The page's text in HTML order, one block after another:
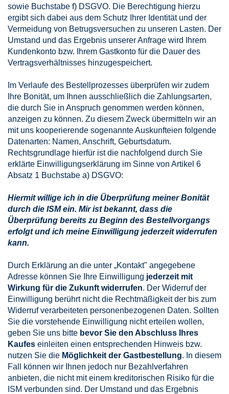
sowie Buchstabe f) DSGVO. Die Berechtigung hierzu
ergibt sich dabei aus dem Schutz Ihrer Identität und der
Vermeidung von Betrugsversuchen zu unseren Lasten. Der
Umstand und das Ergebnis unserer Anfrage wird Ihrem
Kundenkonto bzw. Ihrem Gastkonto für die Dauer des
Vertragsverhältnisses hinzugespeichert.
Im Verlaufe des Bestellprozesses überprüfen wir zudem
Ihre Bonität, um Ihnen ausschließlich die Zahlungsarten,
die durch Sie in Anspruch genommen werden können,
anzeigen zu können. Zu diesem Zweck übermitteln wir an
mit uns kooperierende sogenannte Auskunfteien folgende
Datenarten: Namen, Anschrift, Geburtsdatum.
Rechtsgrundlage hierfür ist die nachfolgend durch Sie
erklärte Einwilligungserklärung im Sinne von Artikel 6
Absatz 1 Buchstabe a) DSGVO:
Hiermit willige ich in die Überprüfung meiner Bonität
durch die ISM ein. Mir ist bekannt, dass die
Überprüfung bereits zu Beginn des Bestellvorgangs
erfolgt und ich meine Einwilligung jederzeit widerrufen
kann.
Durch Erklärung an die unter „Kontakt" angegebene
Adresse können Sie Ihre Einwilligung jederzeit mit
Wirkung für die Zukunft widerrufen. Der Widerruf der
Einwilligung berührt nicht die Rechtmäßigkeit der bis zum
Widerruf verarbeiteten personenbezogenen Daten. Sollten
Sie die vorstehende Einwilligung nicht erteilen wollen,
geben Sie uns bitte bevor Sie den Abschluss Ihres
Kaufes einleiten einen entsprechenden Hinweis bzw.
nutzen Sie die Möglichkeit der Gastbestellung. In diesem
Fall können wir Ihnen jedoch nur Bezahlverfahren
anbieten, die nicht mit einem kreditorischen Risiko für die
ISM verbunden sind. Der Umstand und das Ergebnis